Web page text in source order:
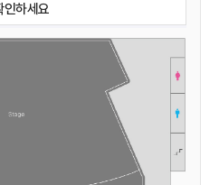
하세요